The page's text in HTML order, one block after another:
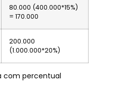
80.000 (400.000*15%)
= 170.000
200.000
(1.000.000*20%)
com percentual